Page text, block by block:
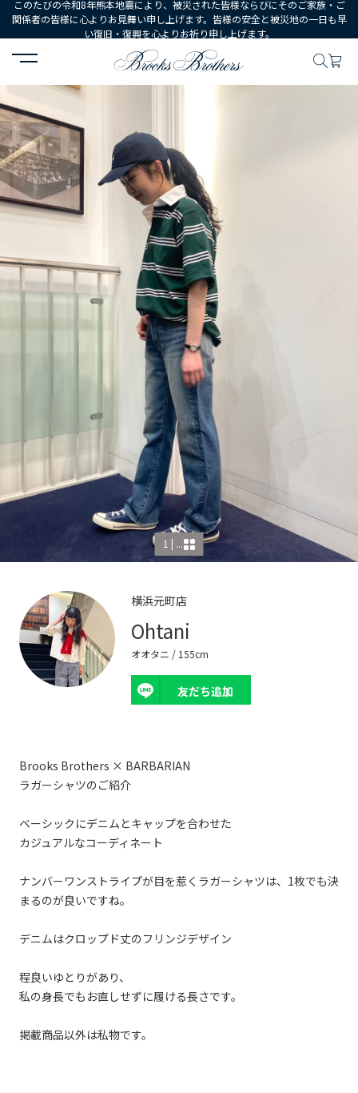
このたびの令和8年熊本地震により、被災された皆様ならびにそのご家族・ご
関係者の皆様に心よりお見舞い申し上げます。皆様の安全と被災地の一日も早
い復旧・復興を心よりお祈り申し上げます。
HOME コーディネート コーディネート詳細
1 | ...
横浜元町店
Ohtani
オオタニ / 155cm
友だち追加
Brooks Brothers × BARBARIAN
ラガーシャツのご紹介
ベーシックにデニムとキャップを合わせた
カジュアルなコーディネート
ナンバーワンストライプが目を惹くラガーシャツは、1枚でも決
まるのが良いですね。
デニムはクロップド丈のフリンジデザイン
程良いゆとりがあり、
私の身長でもお直しせずに履ける長さです。
掲載商品以外は私物です。